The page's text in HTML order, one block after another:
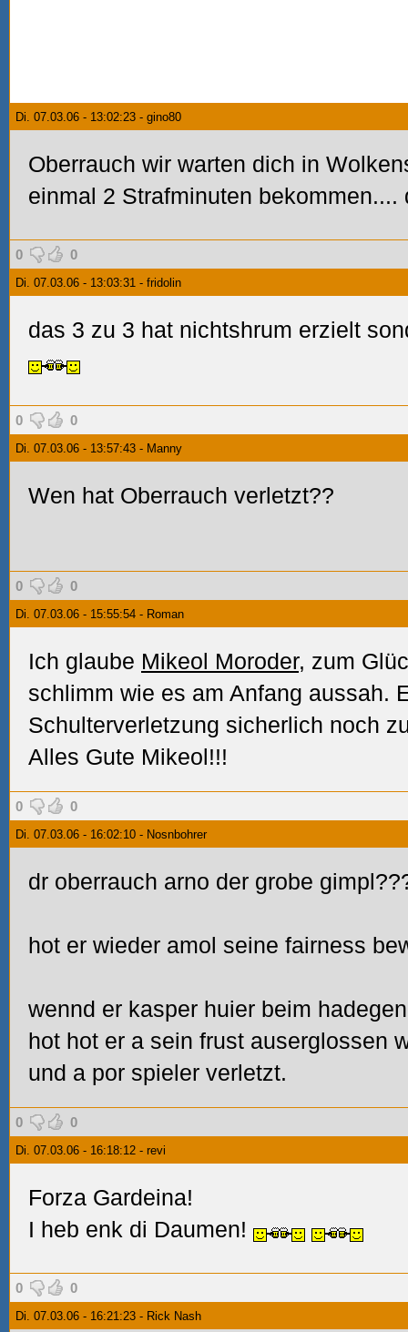
Di. 07.03.06 - 13:02:23 - gino80
Oberrauch wir warten dich in
einmal 2 Strafminuten
0 0
Di. 07.03.06 - 13:03:31 - fridolin
das 3 zu 3 hat nichtshrum erzielt
0 0
Di. 07.03.06 - 13:57:43 - Manny
Wen hat Oberrauch verletzt??
0 0
Di. 07.03.06 - 15:55:54 - Roman
Ich glaube Mikeol Moroder, zum
schlimm wie es am Anfang aussah.
Schulterverletzung sicherlich noch
Alles Gute Mikeol!!!
0 0
Di. 07.03.06 - 16:02:10 - Nosnbohrer
dr oberrauch arno der grobe
hot er wieder amol seine fairness
wennd er kasper huier beim
hot hot er a sein frust auserglossen
und a por spieler verletzt.
0 0
Di. 07.03.06 - 16:18:12 - revi
Forza Gardeina!
I heb enk di Daumen!
0 0
Di. 07.03.06 - 16:21:23 - Rick Nash